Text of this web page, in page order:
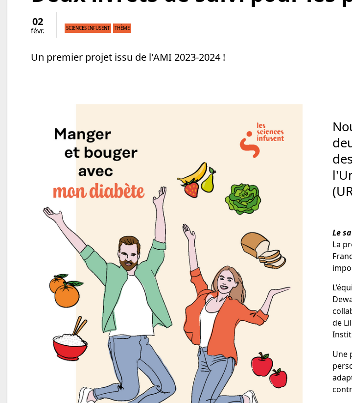
02
févr. SCIENCES INFUSENT THÈME
Un premier projet issu de l'AMI 2023-2024 !
Le
La
de
Une